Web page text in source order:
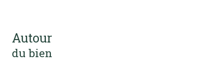
Autour
du bien